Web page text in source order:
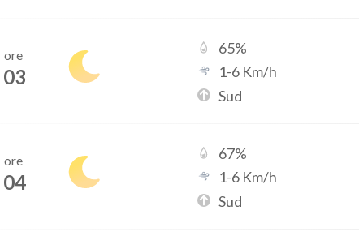
ore
03
65%
1-6 Km/h
Sud
ore
04
67%
1-6 Km/h
Sud